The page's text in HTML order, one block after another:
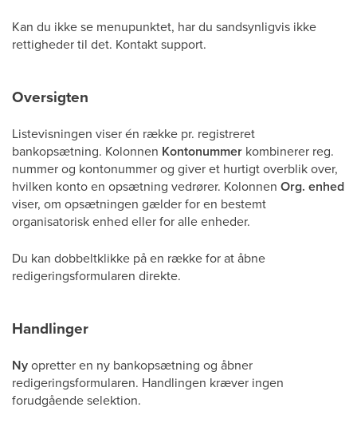
Kan du ikke se menupunktet, har du sandsynligvis ikke
rettigheder til det. Kontakt support.
Oversigten
Listevisningen viser én række pr. registreret
bankopsætning. Kolonnen Kontonummer kombinerer reg.
nummer og kontonummer og giver et hurtigt overblik over,
hvilken konto en opsætning vedrører. Kolonnen Org. enhed
viser, om opsætningen gælder for en bestemt
organisatorisk enhed eller for alle enheder.
Du kan dobbeltklikke på en række for at åbne
redigeringsformularen direkte.
Handlinger
Nyopretter en ny bankopsætning og åbner
redigeringsformularen. Handlingen kræver ingen
forudgående selektion.